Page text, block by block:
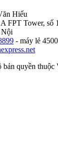
Hiếu
FPT Tower, số
Nội
- máy lẻ 4500
quyền thuộc